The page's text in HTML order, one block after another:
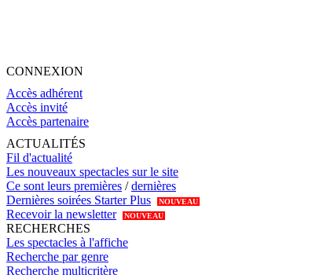
CONNEXION
Accès adhérent
Accès invité
Accès partenaire
ACTUALITÉS
Fil d'actualité
Les nouveaux spectacles sur le site
Ce sont leurs premières /dernières
Dernières soirées Starter Plus
NOUVEAU
Recevoir la newsletter NOUVEAU
RECHERCHES
Les spectacles à l'affiche
Recherche par genre
Recherche multicritère